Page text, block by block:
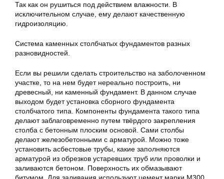
Так как он рушиться под действием влажности. В
исключительном случае, ему делают качественную
гидроизоляцию.
Система каменных столбчатых фундаментов разных
разновидностей.
Если вы решили сделать строительство на заболоченном
участке, то на нем будет нереально построить, ни
древесный, ни каменный фундамент. В данном случае
выходом будет установка сборного фундамента
столбчатого типа. Компоненты фундамента такого типа
делают заблаговременно путем твёрдого закрепления
столба с бетонным плоским основой. Сами столбы
делают железобетонными с арматурой. Можно тоже
установить асбестовые трубы, какие заполняются
арматурой из обрезков устаревших труб или проволки и
заливаются бетоном. Поверхность их обмазывают